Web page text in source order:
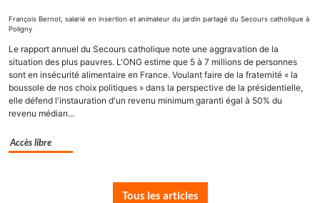
François Bernot, salarié en insertion et animateur du jardin partagé du Secours catholique à
Poligny
Le rapport annuel du Secours catholique note une aggravation de la
situation des plus pauvres. L'ONG estime que 5 à 7 millions de personnes
sont en insécurité alimentaire en France. Voulant faire de la fraternité « la
boussole de nos choix politiques » dans la perspective de la présidentielle,
elle défend l'instauration d'un revenu minimum garanti égal à 50% du
revenu médian...
Accès libre
Tous les articles